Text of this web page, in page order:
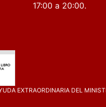
17:00 a 20:00.
EXTRAORDINARIA DEL